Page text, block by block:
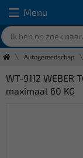
Menu
Autogereedschap
WT-9112 WEBER
maximaal 60 KG